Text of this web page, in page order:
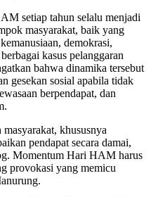
setiap tahun selalu menjadi
masyarakat, baik yang
demokrasi,
kasus pelanggaran
bahwa dinamika tersebut
gesekan sosial apabila tidak
berpendapat, dan
khususnya
pendapat secara damai,
Momentum Hari HAM harus
provokasi yang memicu